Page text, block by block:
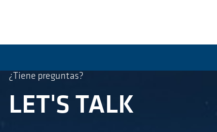
¿Tiene preguntas?
LET'S TALK